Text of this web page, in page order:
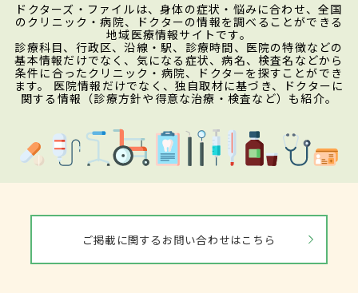
ドクターズ・ファイルは、身体の症状・悩みに合わせ、全国
のクリニック・病院、ドクターの情報を調べることができる
地域医療情報サイトです。
診療科目、行政区、沿線・駅、診療時間、医院の特徴などの
基本情報だけでなく、気になる症状、病名、検査名などから
条件に合ったクリニック・病院、ドクターを探すことができ
ます。 医院情報だけでなく、独自取材に基づき、ドクターに
関する情報（診療方針や得意な治療・検査など）も紹介。
ご掲載に関するお問い合わせはこちら